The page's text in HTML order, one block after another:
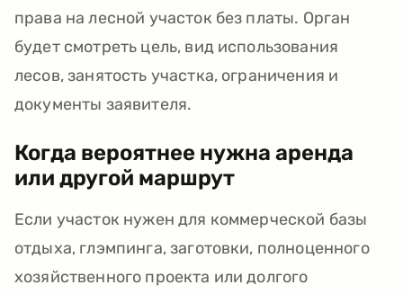
права на лесной участок без платы. Орган
будет смотреть цель, вид использования
лесов, занятость участка, ограничения и
документы заявителя.
Когда вероятнее нужна аренда
или другой маршрут
Если участок нужен для коммерческой базы
отдыха, глэмпинга, заготовки, полноценного
хозяйственного проекта или долгого